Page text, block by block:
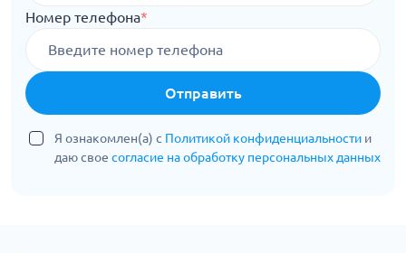
Номер телефона*
Отправить
Я ознакомлен(а) с Политикой конфиденциальности и
даю свое согласие на обработку персональных данных